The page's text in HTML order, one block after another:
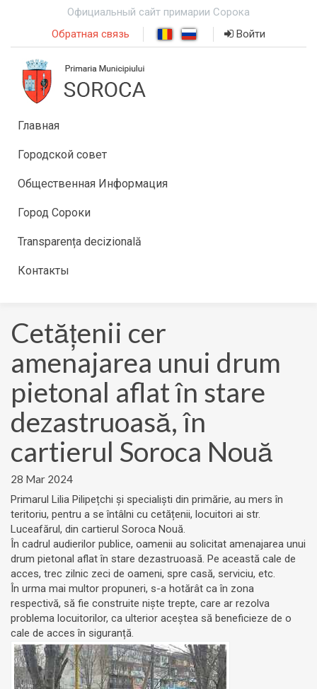
Официальный сайт примарии Сорока
Обратная связь
Войти
Главная
Городской совет
Общественная Информация
Город Сороки
Transparența decizională
Контакты
Cetățenii cer
amenajarea unui drum
pietonal aflat în stare
dezastruoasă, în
cartierul Soroca Nouă
28 Mar 2024
Primarul Lilia Pilipețchi și specialiști din primărie, au mers în
teritoriu, pentru a se întâlni cu cetățenii, locuitori ai str.
Luceafărul, din cartierul Soroca Nouă.
În cadrul audierilor publice, oamenii au solicitat amenajarea unui
drum pietonal aflat în stare dezastruoasă. Pe această cale de
acces, trec zilnic zeci de oameni, spre casă, serviciu, etc.
În urma mai multor propuneri, s-a hotărât ca în zona
respectivă, să fie construite niște trepte, care ar rezolva
problema locuitorilor, ca ulterior aceștea să beneficieze de o
cale de acces în siguranță.